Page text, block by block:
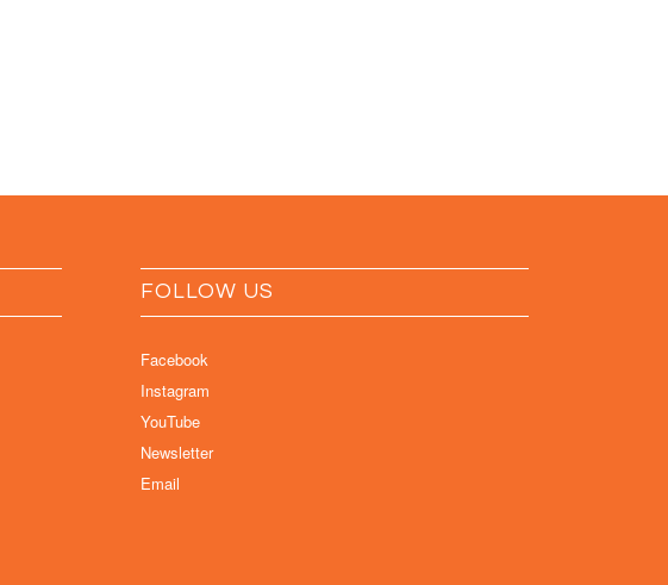
FOLLOW US
Facebook
Instagram
YouTube
Newsletter
Email